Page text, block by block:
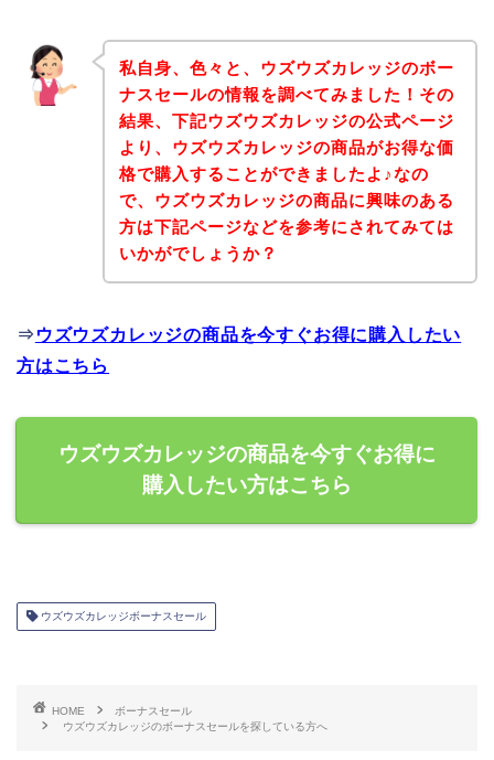
私自身、色々と、ウズウズカレッジのボー
ナスセールの情報を調べてみました！その
結果、下記ウズウズカレッジの公式ページ
より、ウズウズカレッジの商品がお得な価
格で購入することができましたよ♪なの
で、ウズウズカレッジの商品に興味のある
方は下記ページなどを参考にされてみては
いかがでしょうか？
⇒ ウズウズカレッジの商品を今すぐお得に購入したい
方はこちら
ウズウズカレッジの商品を今すぐお得に
購入したい方はこちら
ウズウズカレッジボーナスセール
HOME
ボーナスセール
ウズウズカレッジのボーナスセールを探している方へ